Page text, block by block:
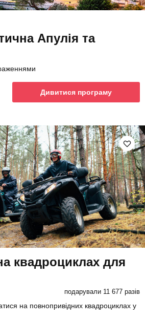
Апулія та
Дивитися програму
квадроциклах для
подарували 11 677 разів
на повнопривідних квадроциклах у